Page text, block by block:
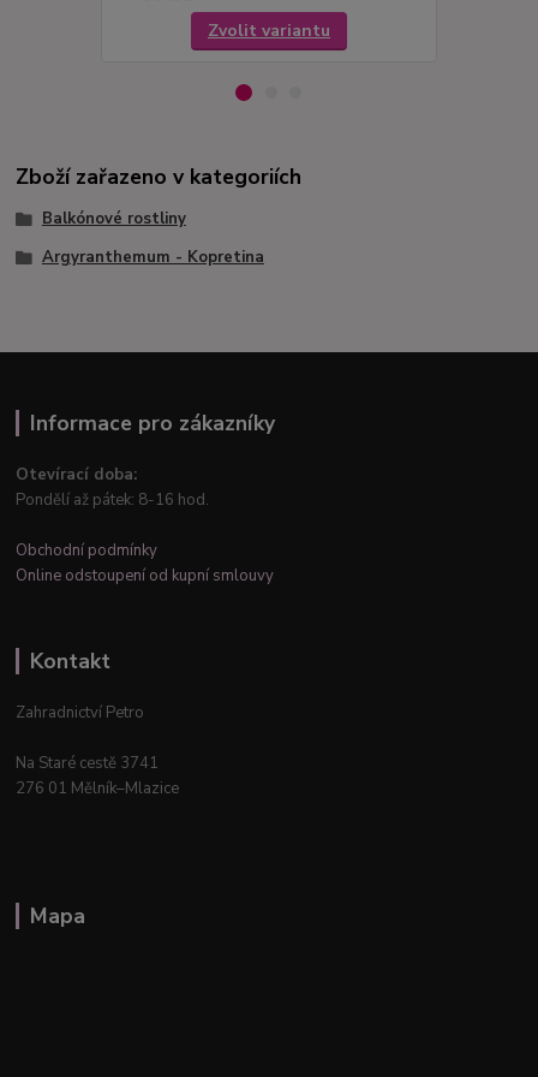
Zvolit variantu
Zboží zařazeno v kategoriích
Balkónové rostliny
Argyranthemum - Kopretina
Informace pro zákazníky
Otevírací doba:
Pondělí až pátek: 8-16 hod.
Obchodní podmínky
Online odstoupení od kupní smlouvy
Kontakt
Zahradnictví Petro
Na Staré cestě 3741
276 01 Mělník–Mlazice
Mapa